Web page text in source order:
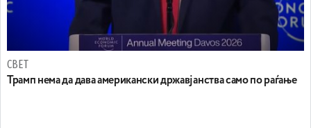
СВЕТ
Трамп нема да дава американски државјанства само по раѓање